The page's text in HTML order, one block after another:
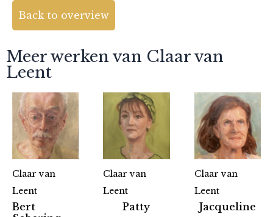
Back to overview
Meer werken van Claar van
Leent
Claar van
Leent
Bert
Claar van
Leent
Patty
Claar van
Leent
Jacqueline